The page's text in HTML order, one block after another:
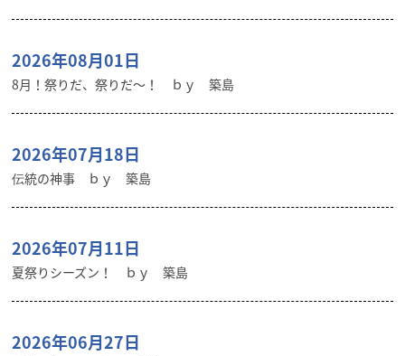
2026年08月01日
8月！祭りだ、祭りだ～！ ｂｙ 築島
2026年07月18日
伝統の神事 ｂｙ 築島
2026年07月11日
夏祭りシーズン！ ｂｙ 築島
2026年06月27日